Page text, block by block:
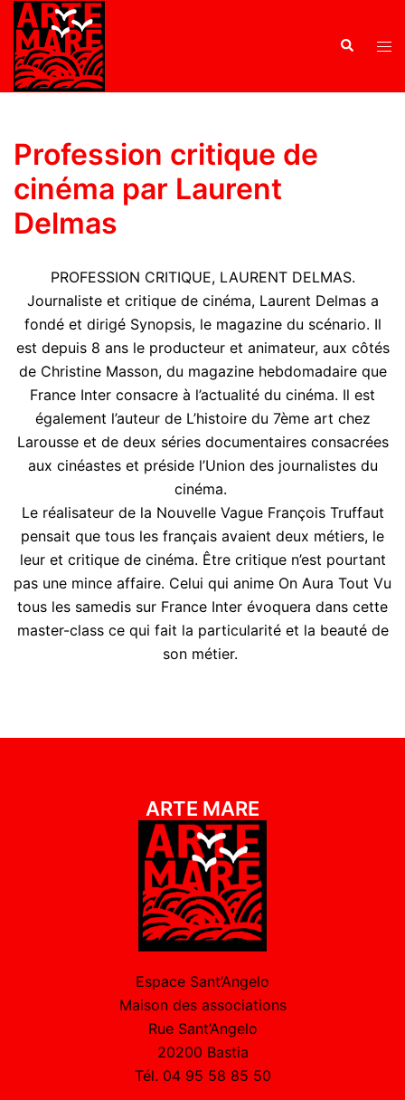
Profession critique de
cinéma par Laurent
Delmas
PROFESSION CRITIQUE, LAURENT DELMAS.
Journaliste et critique de cinéma, Laurent Delmas a
fondé et dirigé Synopsis, le magazine du scénario. Il
est depuis 8 ans le producteur et animateur, aux côtés
de Christine Masson, du magazine hebdomadaire que
France Inter consacre à l’actualité du cinéma. Il est
également l’auteur de L’histoire du 7ème art chez
Larousse et de deux séries documentaires consacrées
aux cinéastes et préside l’Union des journalistes du
cinéma.
Le réalisateur de la Nouvelle Vague François Truffaut
pensait que tous les français avaient deux métiers, le
leur et critique de cinéma. Être critique n’est pourtant
pas une mince affaire. Celui qui anime On Aura Tout Vu
tous les samedis sur France Inter évoquera dans cette
master-class ce qui fait la particularité et la beauté de
son métier.
ARTE MARE
Espace Sant’Angelo
Maison des associations
Rue Sant’Angelo
20200 Bastia
Tél. 04 95 58 85 50